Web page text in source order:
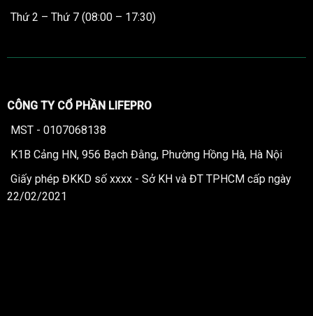
Thứ 2 – Thứ 7 (08:00 – 17:30)
CÔNG TY CỔ PHẦN LIFEPRO
MST - 0107068138
K1B Cảng HN, 956 Bạch Đằng, Phường Hồng Hà, Hà Nội
Giấy phép ĐKKD số xxxx - Sở KH và ĐT TPHCM cấp ngày
22/02/2021